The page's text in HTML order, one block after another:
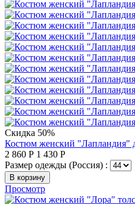
Скидка 50%
Костюм женский "Лапландия"
2 860 Р 1 430 Р
Размер одежды (Россия) :
В корзину
Просмотр